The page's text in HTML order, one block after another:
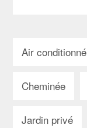
Air conditionné
Cheminée
Jardin privé